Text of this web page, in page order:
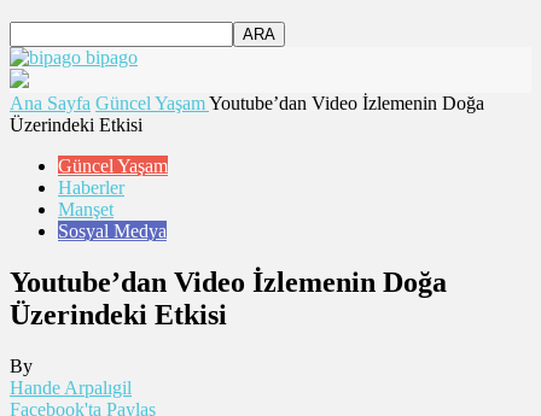
bipago
Ana Sayfa Güncel YaşamYoutube’dan Video İzlemenin Doğa
Üzerindeki Etkisi
Güncel Yaşam
Haberler
Manşet
Sosyal Medya
Youtube’dan Video İzlemenin Doğa
Üzerindeki Etkisi
By
Hande Arpalıgil
Facebook'ta Paylaş